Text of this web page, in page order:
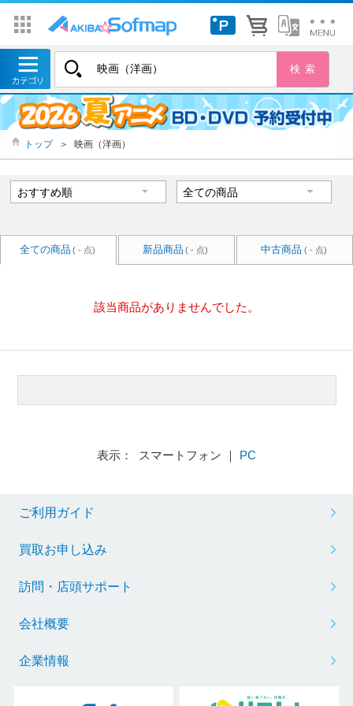
トップ ＞ 映画（洋画）
全ての商品 ( - 点) 新品商品 ( - 点) 中古商品 ( - 点)
該当商品がありませんでした。
表示： スマートフォン ｜ PC
ご利用ガイド
買取お申し込み
訪問・店頭サポート
会社概要
企業情報